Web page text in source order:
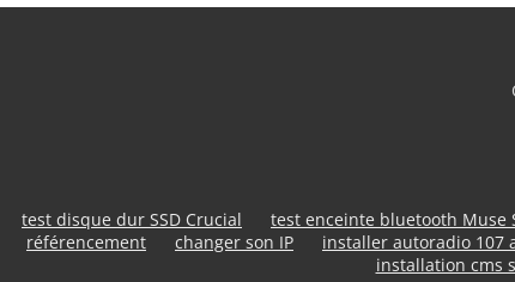
test disque dur SSD Crucial test enceinte bluetooth Muse
référencement
changer son IP installer autoradio 107
installation cms